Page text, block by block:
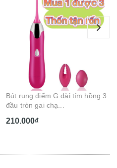
Bút rung điểm G dài tím hồng 3
đầu tròn gai chạ...
210.000₫